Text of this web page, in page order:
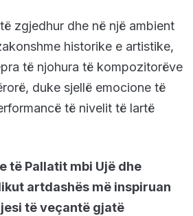
zgjedhur dhe në një ambient
historike e artistike,
të njohura të kompozitorëve
duke sjellë emocione të
të nivelit të lartë
të Pallatit mbi Ujë dhe
artdashës më inspiruan
të veçantë gjatë